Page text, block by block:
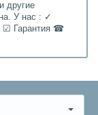
другие
У нас : ✓
☑ Гарантия ☎